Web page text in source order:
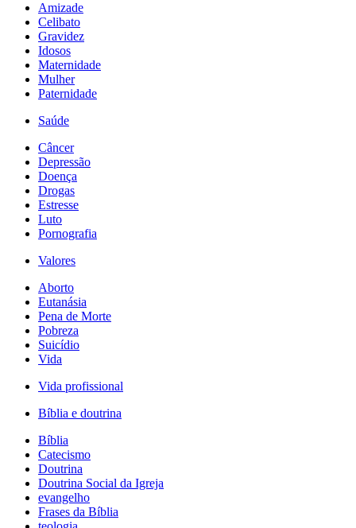
Amizade
Celibato
Gravidez
Idosos
Maternidade
Mulher
Paternidade
Saúde
Câncer
Depressão
Doença
Drogas
Estresse
Luto
Pornografia
Valores
Aborto
Eutanásia
Pena de Morte
Pobreza
Suicídio
Vida
Vida profissional
Bíblia e doutrina
Bíblia
Catecismo
Doutrina
Doutrina Social da Igreja
evangelho
Frases da Bíblia